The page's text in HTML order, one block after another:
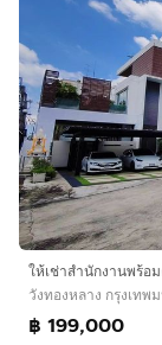
- อสพลานาด รัช
- The Mall ราม
- รพ.พระรามเก้า
- รพ.ปิยะเวท
- แซนด์เฮาส์ แห
- สถานเอกอัคร
ลาว
การเดินทางสะด
- รถไฟฟ้า MRT
- รถไฟฟ้า MRT
- รถไฟฟ้า MRT
วังทองหลาง กรุงเทพ
฿ 199,000